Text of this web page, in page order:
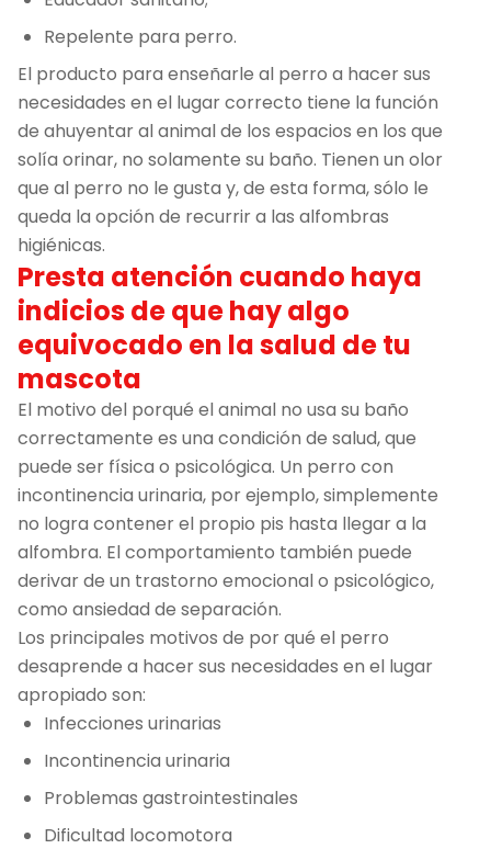
Repelente para perro.
El producto para enseñarle al perro a hacer sus
necesidades en el lugar correcto tiene la función
de ahuyentar al animal de los espacios en los que
solía orinar, no solamente su baño. Tienen un olor
que al perro no le gusta y, de esta forma, sólo le
queda la opción de recurrir a las alfombras
higiénicas.
Presta atención cuando haya
indicios de que hay algo
equivocado en la salud de tu
mascota
El motivo del porqué el animal no usa su baño
correctamente es una condición de salud, que
puede ser física o psicológica. Un perro con
incontinencia urinaria, por ejemplo, simplemente
no logra contener el propio pis hasta llegar a la
alfombra. El comportamiento también puede
derivar de un trastorno emocional o psicológico,
como ansiedad de separación.
Los principales motivos de por qué el perro
desaprende a hacer sus necesidades en el lugar
apropiado son:
Infecciones urinarias
Incontinencia urinaria
Problemas gastrointestinales
Dificultad locomotora